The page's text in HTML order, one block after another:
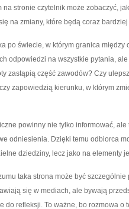
stronie czytelnik może zobaczyć,
na zmiany, które będą coraz
po świecie, w którym granica między
odpowiedzi na wszystkie pytania,
zastąpią część zawodów? Czy
zapowiedzią kierunku, w którym
powinny nie tylko informować,
odniesienia. Dzięki temu odbiorca
dziedziny, lecz jako na elementy
taka strona może być
się w mediach, ale bywają
do refleksji. To ważne, bo rozmowa